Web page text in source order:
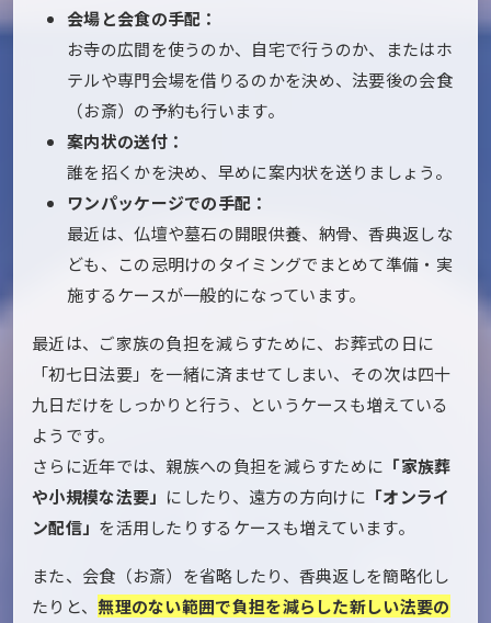
会場と会食の手配：
お寺の広間を使うのか、自宅で行うのか、またはホ
テルや専門会場を借りるのかを決め、法要後の会食
（お斎）の予約も行います。
案内状の送付：
誰を招くかを決め、早めに案内状を送りましょう。
ワンパッケージでの手配：
最近は、仏壇や墓石の開眼供養、納骨、香典返しな
ども、この忌明けのタイミングでまとめて準備・実
施するケースが一般的になっています。
最近は、ご家族の負担を減らすために、お葬式の日に
「初七日法要」を一緒に済ませてしまい、その次は四十
九日だけをしっかりと行う、というケースも増えている
ようです。
さらに近年では、親族への負担を減らすために 「家族葬
や小規模な法要」 にしたり、遠方の方向けに 「オンライ
ン配信」 を活用したりするケースも増えています。
また、会食（お斎）を省略したり、香典返しを簡略化し
たりと、 無理のない範囲で負担を減らした新しい法要の